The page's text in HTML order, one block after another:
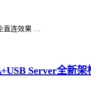
直连效果 …
Server全新架